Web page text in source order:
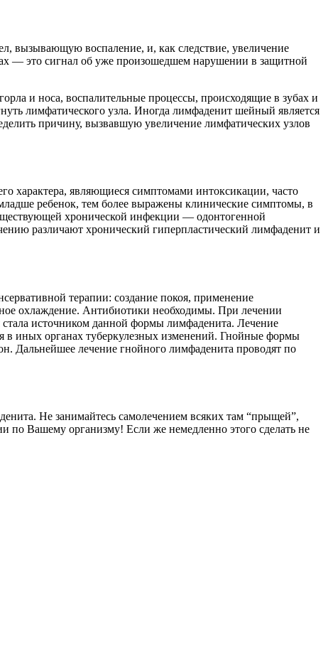
вызывающую воспаление, и, как следствие, увеличение
— это сигнал об уже произошедшем нарушении в защитной
и носа, воспалительные процессы, происходящие в зубах и
лимфатического узла. Иногда лимфаденит шейный является
причину, вызвавшую увеличение лимфатических узлов
характера, являющиеся симптомами интоксикации, часто
ребенок, тем более выражены клинические симптомы, в
хронической инфекции — одонтогенной
различают хронический гиперпластический лимфаденит и
терапии: создание покоя, применение
охлаждение. Антибиотики необходимы. При лечении
источником данной формы лимфаденита. Лечение
в иных органах туберкулезных изменений. Гнойные формы
Дальнейшее лечение гнойного лимфаденита проводят по
Не занимайтесь самолечением всяких там “прыщей”,
по Вашему организму! Если же немедленно этого сделать не